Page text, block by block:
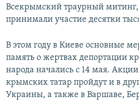
Всекрымский траурный митинг,
принимали участие десятки
В этом году в Киеве основные
память о жертвах депортации
народа начались с 14 мая.
крымских татар пройдут и в
Украины, а также в Варшаве,